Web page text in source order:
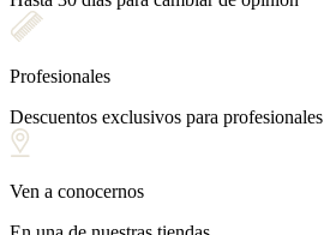
Profesionales
Descuentos exclusivos para profesionales
Ven a conocernos